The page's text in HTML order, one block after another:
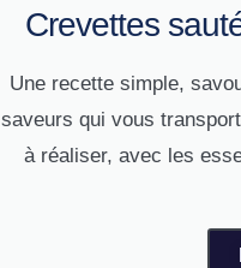
Crevettes
Une recette simple,
saveurs qui vous
à réaliser, avec les